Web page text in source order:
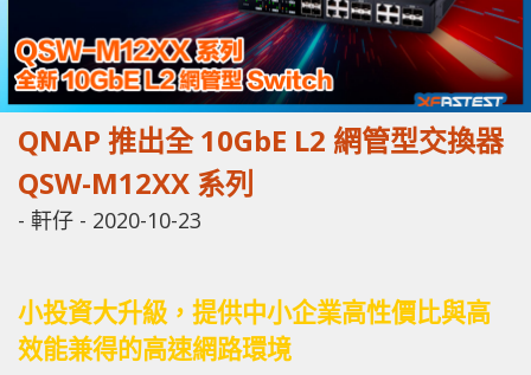
QNAP 推出全 10GbE L2 網管型交換器
QSW-M12XX 系列
- 軒仔 - 2020-10-23
小投資大升級，提供中小企業高性價比與高
效能兼得的高速網路環境